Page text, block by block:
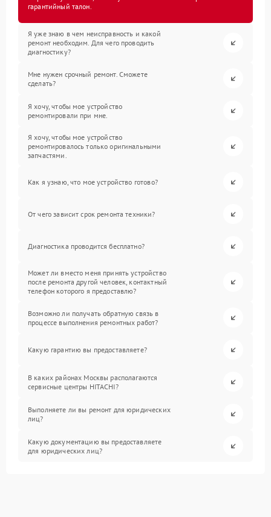
гарантийный талон.
Я уже знаю в чем неисправность и какой
ремонт необходим. Для чего проводить
диагностику?
Мне нужен срочный ремонт. Сможете
сделать?
Я хочу, чтобы мое устройство
ремонтировали при мне.
Я хочу, чтобы мое устройство
ремонтировалось только оригинальными
запчастями.
Как я узнаю, что мое устройство готово?
От чего зависит срок ремонта техники?
Диагностика проводится бесплатно?
Может ли вместо меня принять устройство
после ремонта другой человек, контактный
телефон которого я предоставлю?
Возможно ли получать обратную связь в
процессе выполнения ремонтных работ?
Какую гарантию вы предоставляете?
В каких районах Москвы располагаются
сервисные центры HITACHI?
Выполняете ли вы ремонт для юридических
лиц?
Какую документацию вы предоставляете
для юридических лиц?